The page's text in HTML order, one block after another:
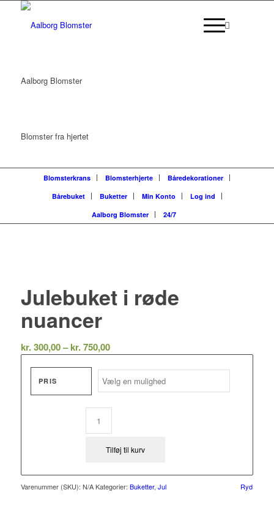
Aalborg Blomster
Blomster fra hjertet
Blomsterkrans Blomsterhjerte
Båredekorationer
Bårebuket
Buketter Min Konto
Log ind
Aalborg Blomster
24/7
Julebuket i røde
nuancer
kr.300,00– kr.750,00Prisinterval:
til
kr. 750,00
PRIS
Ryd
Tilføj til kurv
Varenummer (SKU): N/A Kategorier: Buketter, Jul